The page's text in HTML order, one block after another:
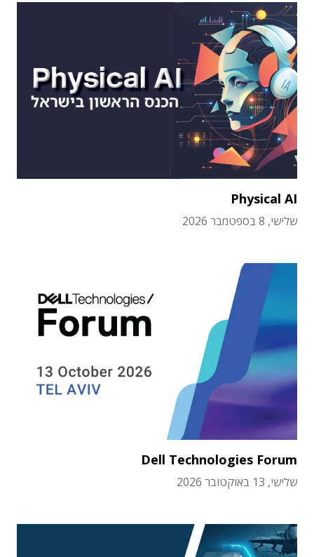
Physical AI
שלישי, 8 בספטמבר 2026
Dell Technologies Forum
שלישי, 13 באוקטובר 2026